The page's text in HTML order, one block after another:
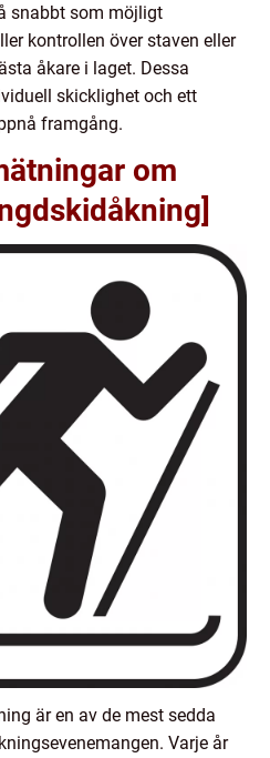
snabbt som möjligt
kontrollen över staven eller
åkare i laget. Dessa
skicklighet och ett
framgång.
om
är en av de mest sedda
Varje år